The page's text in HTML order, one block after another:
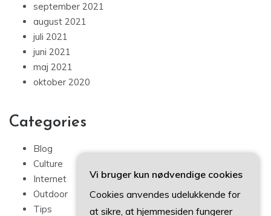
september 2021
august 2021
juli 2021
juni 2021
maj 2021
oktober 2020
Categories
Blog
Culture
Internet
Outdoor
Tips
Vi bruger kun nødvendige cookies
Cookies anvendes udelukkende for
at sikre, at hjemmesiden fungerer